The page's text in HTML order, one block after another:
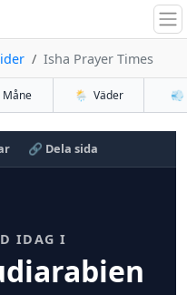
Isha Prayer Times
Måne 🌦️ Väder 💨
🔗 Dela sida
IDAG I